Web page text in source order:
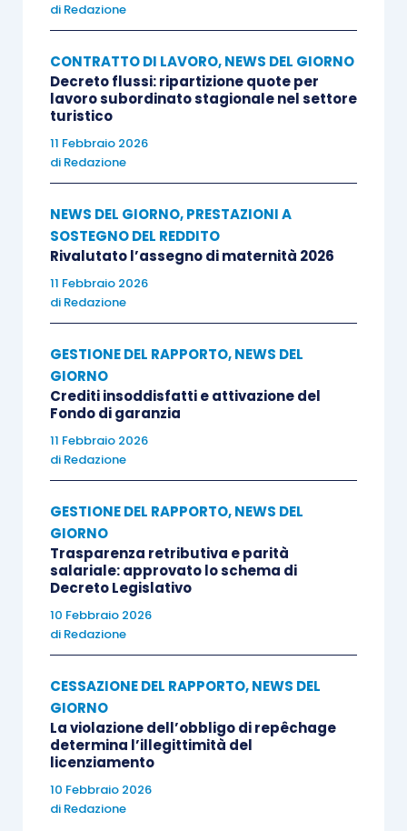
di Redazione
CONTRATTO DI LAVORO,NEWS DEL GIORNO
Decreto flussi: ripartizione quote per
lavoro subordinato stagionale nel settore
turistico
11 Febbraio 2026
di Redazione
NEWS DEL GIORNO,PRESTAZIONI A
SOSTEGNO DEL REDDITO
Rivalutato l’assegno di maternità 2026
11 Febbraio 2026
di Redazione
GESTIONE DEL RAPPORTO,NEWS DEL
GIORNO
Crediti insoddisfatti e attivazione del
Fondo di garanzia
11 Febbraio 2026
di Redazione
GESTIONE DEL RAPPORTO,NEWS DEL
GIORNO
Trasparenza retributiva e parità
salariale: approvato lo schema di
Decreto Legislativo
10 Febbraio 2026
di Redazione
CESSAZIONE DEL RAPPORTO,NEWS DEL
GIORNO
La violazione dell’obbligo di repêchage
determina l’illegittimità del
licenziamento
10 Febbraio 2026
di Redazione